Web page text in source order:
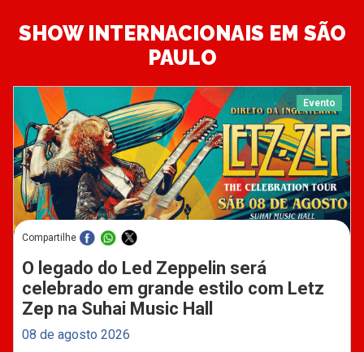
SHOW INTERNACIONAIS EM SÃO
PAULO
Evento
Compartilhe
O legado do Led Zeppelin será
celebrado em grande estilo com Letz
Zep na Suhai Music Hall
08 de agosto 2026